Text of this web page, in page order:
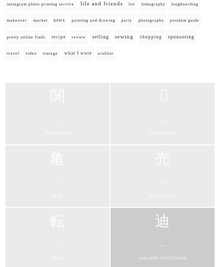
instagram photo printing service life and friends list lomography longboarding
makeover market news painting and drawing party photography potsdam guide
pretty online finds recipe review selling sewing shopping sponsoring
travel video vintage what I wore wishlist
...
AMAZING FOLLOWERS